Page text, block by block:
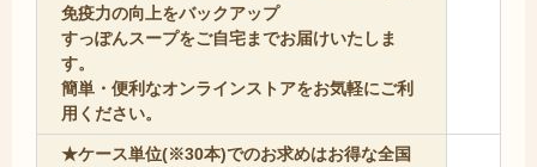
免疫力の向上をバックアップ
すっぽんスープをご自宅までお届けいたしま
す。
簡単・便利なオンラインストアをお気軽にご利
用ください。
★ケース単位(※30本)でのお求めはお得な全国